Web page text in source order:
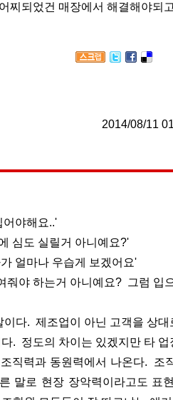
찌되었건 매장에서 해결해야되
2014/08/11
어야해요..'
심도 실릴거 아니예요?'
얼마나 우습게 보겠어요'
줘야 하는거 아니예요? 그럼 입
이다. 제조업이 아닌 고객을 상
. 정도의 차이는 있겠지만 타
직력과 동원력에서 나온다. 조
말로 현장 장악력이라고도 표